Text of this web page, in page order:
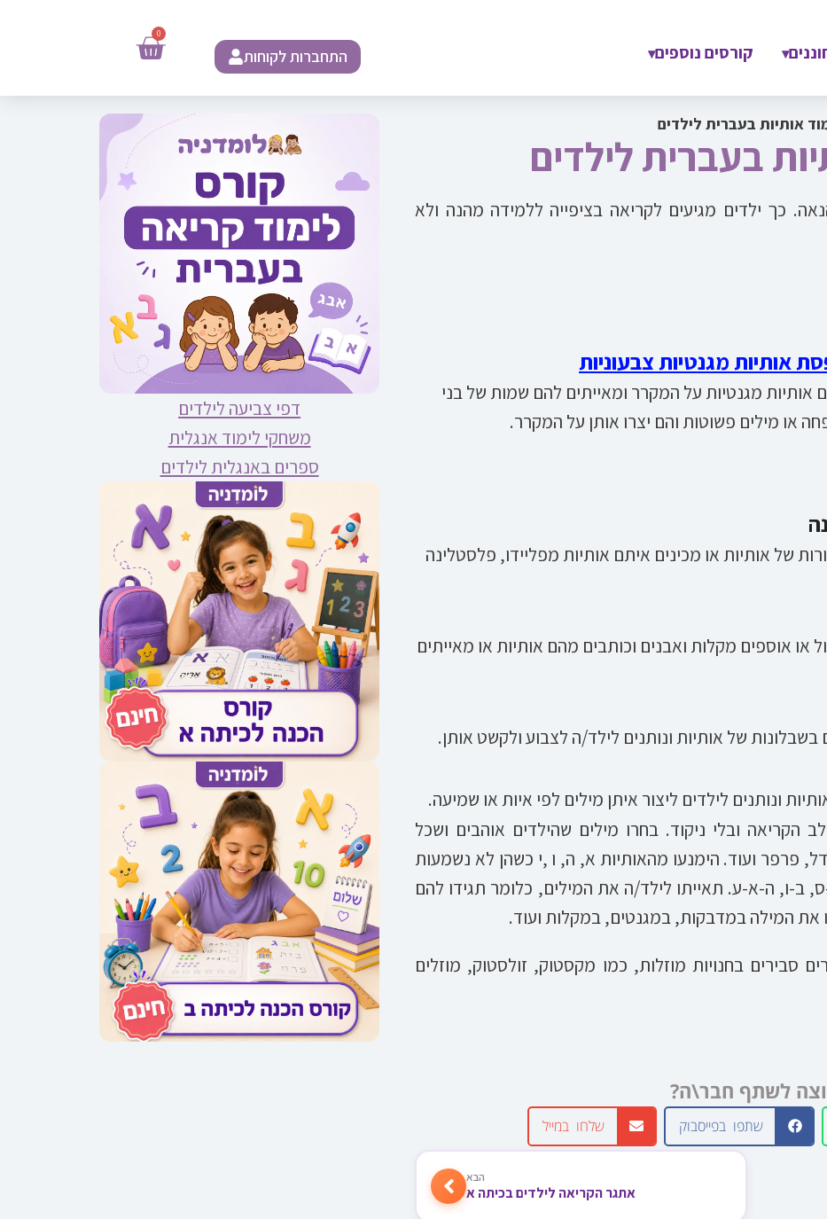
▾ קורסים נוספים▾ התחברות לקוחות
0
אותיות בעברית לילדים
בעברית לילדים
כך ילדים מגיעים לקריאה בציפייה ללמידה מהנה ולא
אותיות מגנטיות צבעוניות
אותיות מגנטיות על המקרר ומאייתים להם שמות של בני
או מילים פשוטות והם יצרו אותן על המקרר.
של אותיות או מכינים איתם אותיות מפליידו, פלסטלינה
או אוספים מקלות ואבנים וכותבים מהם אותיות או מאייתים
של אותיות ונותנים לילד/ה לצבוע ולקשט אותן.
ונותנים לילדים ליצור איתן מילים לפי איות או שמיעה.
הקריאה ובלי ניקוד. בחרו מילים שהילדים אוהבים ושכל
פרפר ועוד. הימנעו מהאותיות א, ה, ו ,י כשהן לא נשמעות
ב-ו, ה-א-ע. תאייתו לילד/ה את המילים, כלומר תגידו להם
את המילה במדבקות, במגנטים, במקלות ועוד.
סבירים בחנויות מוזלות, כמו מקסטוק, זולסטוק, מוזלים
לשתף חבר\ה?
שתפו בפייסבוק שלחו במייל
הבא
אתגר הקריאה לילדים בכיתה א
דפי צביעה לילדים
משחקי לימוד אנגלית
ספרים באנגלית לילדים